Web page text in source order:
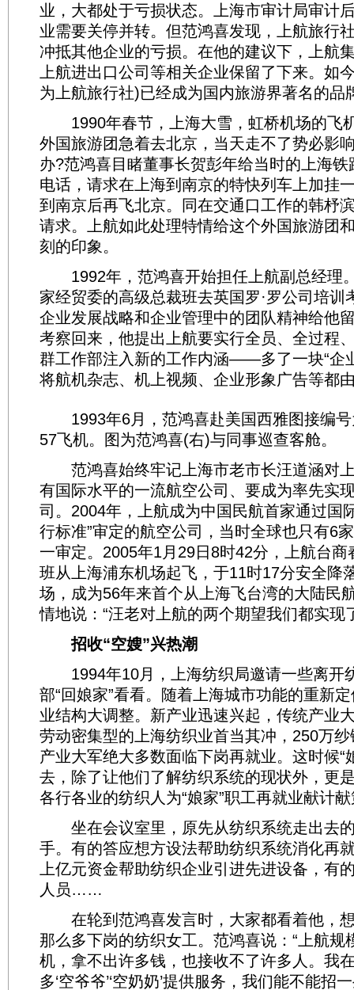
业，大都处于亏损状态。上海市审计局审计
业需要关停并转。但范鸿喜发现，上航旅行
冲抵其他企业的亏损。在他的建议下，上航
上航进出口公司等相关企业保留了下来。如
为上航旅行社)已经成为国内旅游界著名的品
1990年春节，上海大雪，虹桥机场的飞
外国旅游团急着去北京，当天走不了势必影
办?范鸿喜目睹董事长贺彭年给当时的上海
电话，请求在上海到南京的特快列车上加挂
到南京后再飞北京。同在交通口工作的韩杼
请求。上航如此处理特情给这个外国旅游团
刻的印象。
1992年，范鸿喜开始担任上航副总经理
家经贸委的高级总裁班去英国罗·罗公司培训
企业发展战略和企业管理中的团队精神给他
考察回来，他提出上航要实行全员、全过程
群工作部注入新的工作内涵——多了一块“企
将航机杂志、机上视频、企业形象广告等都
1993年6月，范鸿喜赴美国西雅图接编号
57飞机。图为范鸿喜(右)与同事巡查客舱。
范鸿喜始终牢记上海市老市长汪道涵对
有国际水平的一流航空公司、要成为率先实
司。2004年，上航成为中国民航首家通过国
行标准”审定的航空公司，当时全球也只有6
一审定。2005年1月29日8时42分，上航台商
班从上海浦东机场起飞，于11时17分安全降
场，成为56年来首个从上海飞台湾的大陆民
情地说：“汪老对上航的两个期望我们都实现
招收“空嫂”兴热潮
1994年10月，上海纺织局邀请一些离开
部“回娘家”看看。随着上海城市功能的重新
业结构大调整。新产业迅速兴起，传统产业
劳动密集型的上海纺织业首当其冲，250万
产业大军绝大多数面临下岗再就业。这时候“
去，除了让他们了解纺织系统的现状外，更
各行各业的纺织人为“娘家”职工再就业献计
坐在会议室里，原先从纺织系统走出去
手。有的答应想方设法帮助纺织系统消化再
上亿元资金帮助纺织企业引进先进设备，有
人员……
在轮到范鸿喜发言时，大家都看着他，
那么多下岗的纺织女工。范鸿喜说：“上航规
机，拿不出许多钱，也接收不了许多人。我
多‘空爷爷’‘空奶奶’提供服务，我们能不能招